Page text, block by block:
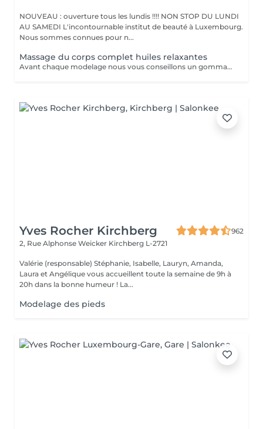
NOUVEAU : ouverture tous les lundis !!!! NON STOP DU LUNDI
AU SAMEDI L'incontournable institut de beauté à Luxembourg.
Nous sommes connues pour n...
Massage du corps complet huiles relaxantes
Avant chaque modelage nous vous conseillons un gommage du corps peau de velours qui rendra votre peau toute douce. Le modelage est réalise par des personnes diplômées
Yves Rocher Kirchberg
962
2, Rue Alphonse Weicker Kirchberg L-2721
Valérie (responsable) Stéphanie, Isabelle, Lauryn, Amanda,
Laura et Angélique vous accueillent toute la semaine de 9h à
20h dans la bonne humeur ! La...
Modelage des pieds